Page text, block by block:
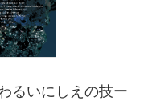
るいにしえの技ー